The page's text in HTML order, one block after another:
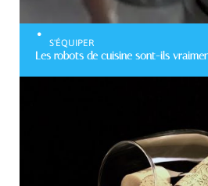
S'ÉQUIPER
Les robots de cuisine sont-ils